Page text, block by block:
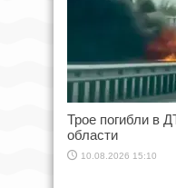
Трое погибли в
области
10.08.2026 15:10